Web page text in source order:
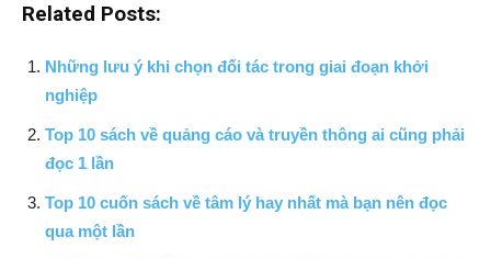
Related Posts:
Những lưu ý khi chọn đối tác trong giai đoạn khởi
nghiệp
Top 10 sách về quảng cáo và truyền thông ai cũng phải
đọc 1 lần
Top 10 cuốn sách về tâm lý hay nhất mà bạn nên đọc
qua một lần